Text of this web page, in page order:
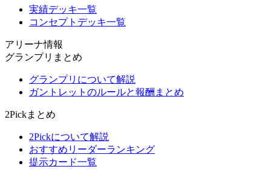
実績デッキ一覧
コンセプトデッキ一覧
アリーナ情報
グランプリまとめ
グランプリについて解説
ガントレットのルールと報酬まとめ
2Pickまとめ
2Pickについて解説
おすすめリーダーランキング
提示カード一覧